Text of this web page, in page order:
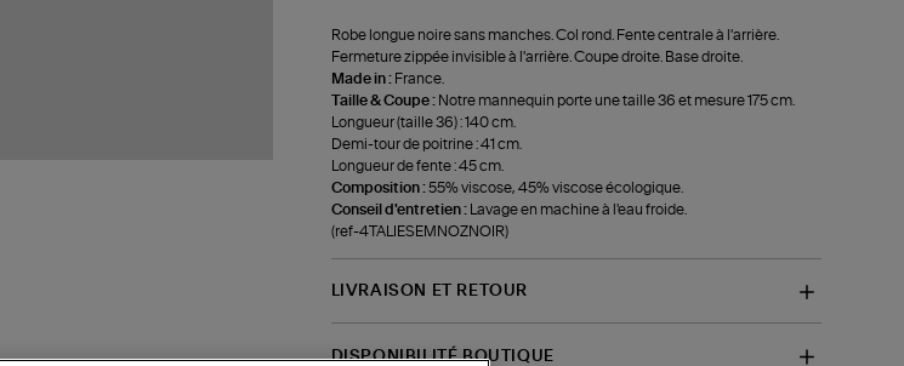
Robe longue noire sans manches. Col rond. Fente centrale à l'arrière.
Fermeture zippée invisible à l'arrière. Coupe droite. Base droite.
Made in : France.
Taille & Coupe : Notre mannequin porte une taille 36 et mesure 175 cm.
Longueur (taille 36) : 140 cm.
Demi-tour de poitrine : 41 cm.
Longueur de fente : 45 cm.
Composition :55% viscose, 45% viscose écologique.
Conseil d'entretien :
Lavage en machine à l'eau froide.
(ref-4TALIESEMNOZNOIR)
LIVRAISON ET RETOUR
DISPONIBILITÉ BOUTIQUE